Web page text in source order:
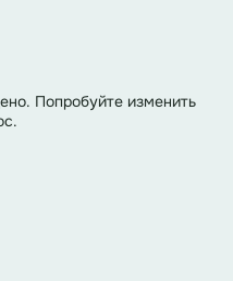
Попробуйте изменить